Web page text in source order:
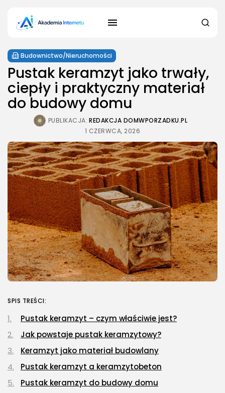
Budownictwo/Nieruchomości
Pustak keramzyt jako trwały,
ciepły i praktyczny materiał
do budowy domu
PUBLIKACJA: REDAKCJA DOMWPORZADKU.PL
1 CZERWCA, 2026
SPIS TREŚCI:
Pustak keramzyt – czym właściwie jest?
Jak powstaje pustak keramzytowy?
Keramzyt jako materiał budowlany
Pustak keramzyt a keramzytobeton
Pustak keramzyt do budowy domu